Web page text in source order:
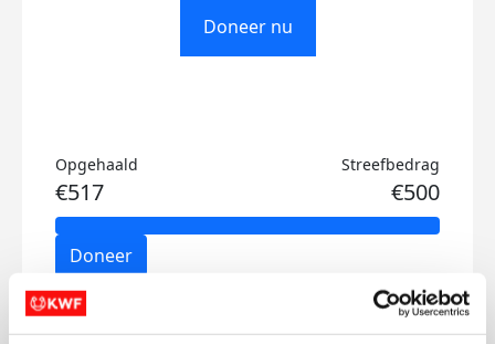
Doneer nu
Opgehaald
€517
Streefbedrag
€500
Doneer
Remco's badges